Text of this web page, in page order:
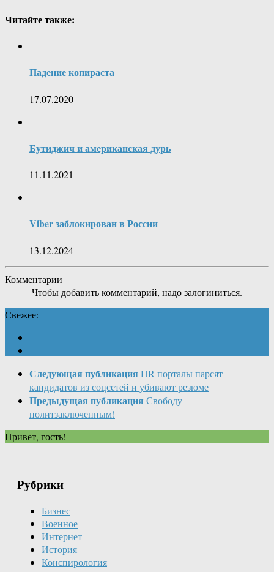
Читайте также:
Падение копираста
17.07.2020
Бутиджич и американская дурь
11.11.2021
Viber заблокирован в России
13.12.2024
Комментарии
Чтобы добавить комментарий, надо залогиниться.
Свежее:
Следующая публикация HR-порталы парсят
кандидатов из соцсетей и убивают резюме
Предыдущая публикация Свободу
политзаключенным!
Привет, гость!
Рубрики
Бизнес
Военное
Интернет
История
Конспирология